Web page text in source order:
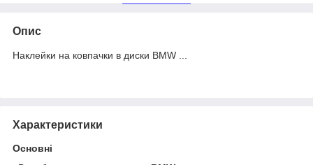
Опис
Наклейки на ковпачки в диски BMW ...
Характеристики
Основні